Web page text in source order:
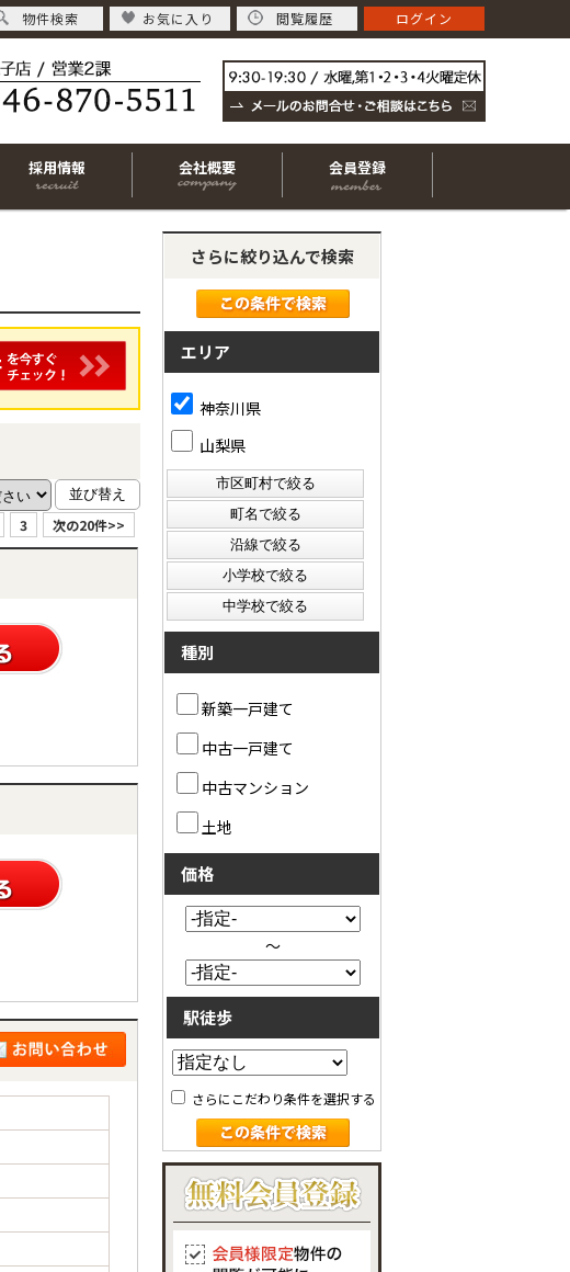
採用情報 会社概要 会員登録
3 次の20件>>
さらに絞り込んで検索
エリア
神奈川県
山梨県
種別
新築一戸建て
中古一戸建て
中古マンション
土地
価格
～
駅徒歩
さらにこだわり条件を選択する
物件検索 お気に入り 閲覧履歴 ログイン